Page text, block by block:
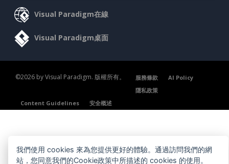
Visual Paradigm在線
Visual Paradigm桌面
©2026 by Visual Paradigm. 版權所有。 服務條款
AI Policy
隱私政策
Content Guidelines
安全概述
我們使用 cookies 來為您提供更好的體驗。通過訪問我們的網
站，您同意我們的Cookie政策中所描述的 cookies 的使用。